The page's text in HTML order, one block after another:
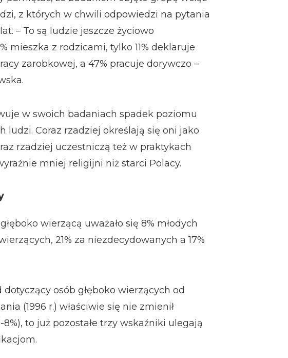
z których w chwili odpowiedzi na pytania
lat. – To są ludzie jeszcze życiowo
mieszka z rodzicami, tylko 11% deklaruje
zarobkowej, a 47% pracuje dorywczo –
w swoich badaniach spadek poziomu
ludzi. Coraz rzadziej określają się oni jako
rzadziej uczestniczą też w praktykach
mniej religijni niż starci Polacy.
wierzącą uważało się 8% młodych
21% za niezdecydowanych a 17%
osób głęboko wierzących od
(1996 r.) właściwie się nie zmienił
8%), to już pozostałe trzy wskaźniki ulegają